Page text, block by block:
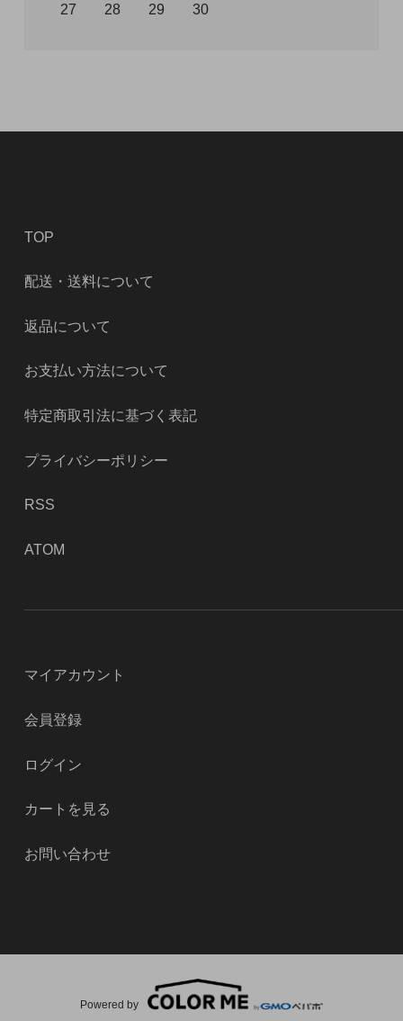
27 28 29 30
TOP
配送・送料について
返品について
お支払い方法について
特定商取引法に基づく表記
プライバシーポリシー
RSS
ATOM
マイアカウント
会員登録
ログイン
カートを見る
お問い合わせ
Powered by